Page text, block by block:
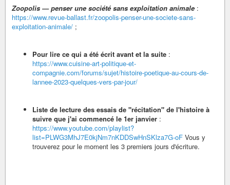
Zoopolis — penser une société sans exploitation animale :
https://www.revue-ballast.fr/zoopolis-penser-une-societe-sans-
exploitation-animale/ ;
Pour lire ce qui a été écrit avant et la suite :
https://www.cuisine-art-politique-et-
compagnie.com/forums/sujet/histoire-poetique-au-cours-de-
lannee-2023-quelques-vers-par-jour/
Liste de lecture des essais de "récitation" de l'histoire à
suivre que j'ai commencé le 1er janvier :
https://www.youtube.com/playlist?
list=PLWG3MhJ7E0kjNm7nKDDSwHnSKlza7G-oF Vous y
trouverez pour le moment les 3 premiers jours d'écriture.